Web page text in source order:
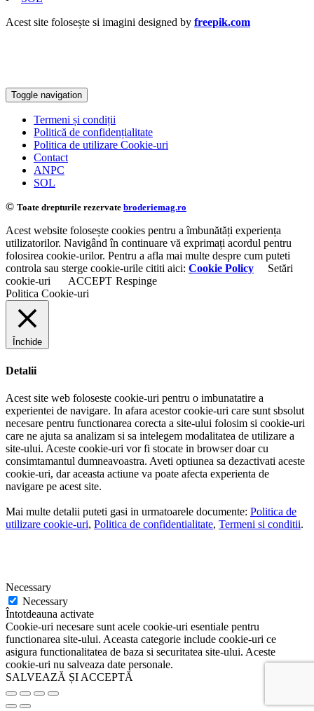
Acest site folosește si imagini designed by freepik.com
Toggle navigation
Termeni și condiții
Politică de confidențialitate
Politica de utilizare Cookie-uri
Contact
ANPC
SOL
© Toate drepturile rezervate broderiemag.ro
Acest website folosește cookies pentru a îmbunătăți experiența
utilizatorilor. Navigând în continuare vă exprimați acordul pentru
folosirea cookie-urilor. Pentru a afla mai multe despre cum puteti
controla sau sterge cookie-urile cititi aici: Cookie Policy
Setări
cookie-uri
ACCEPT Respinge
Politica Cookie-uri
Închide
Detalii
Acest site web foloseste cookie-uri pentru o imbunatatire a
experientei de navigare. In afara acestor cookie-uri care sunt sbsolut
necesare pentru functionarea corecta a site-ului folosim si cookie-uri
care ne ajuta sa analizam si sa intelegem modalitatea de utilizare a
site-ului. Aceste cookie-uri vor fi stocate in browser doar cu
consimtamantul dumneavoastra. Aveti optiunea sa dezactivati aceste
cookie-uri, dar aceasta actiune va poate afecta experienta de
navigare pe acest site.
Mai multe detalii puteti gasi in urmatoarele documente: Politica de
utilizare cookie-uri, Politica de confidentialitate, Termeni si conditii.
Necessary
Necessary
Întotdeauna activate
Cookie-uri necesare sunt acele cookie-uri esentiale pentru
functionarea site-ului. Aceasta categorie include cookie-uri ce
asigura functionalitatea de baza si securitatea site-ului. Aceste
cookie-uri nu salveaza date personale.
SALVEAZĂ ȘI ACCEPTĂ